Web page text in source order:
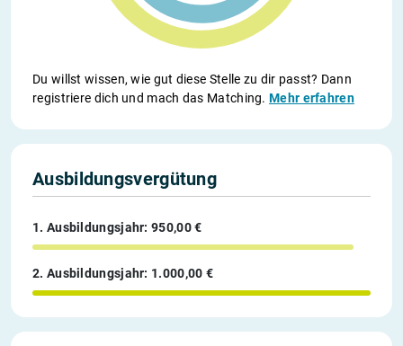
Du willst wissen, wie gut diese Stelle zu dir passt? Dann
registriere dich und mach das Matching.Mehr erfahren
Ausbildungsvergütung
1. Ausbildungsjahr: 950,00 €
2. Ausbildungsjahr: 1.000,00 €